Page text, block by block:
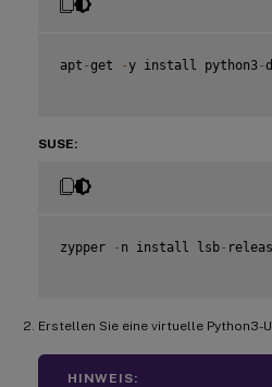
apt -get -y install python3-
SUSE:
zypper - n install lsb-
Erstellen Sie eine virtuelle Python3-
HINWEIS: